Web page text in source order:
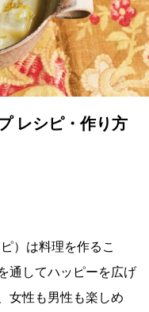
レシピ・作り方
）は料理を作るこ
通してハッピーを広げ
女性も男性も楽しめ